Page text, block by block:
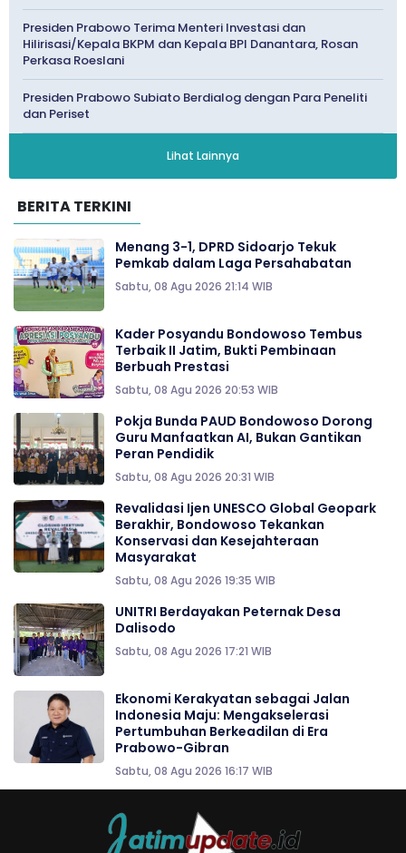
Presiden Prabowo Terima Menteri Investasi dan
Hilirisasi/Kepala BKPM dan Kepala BPI Danantara, Rosan
Perkasa Roeslani
Presiden Prabowo Subiato Berdialog dengan Para Peneliti
dan Periset
Lihat Lainnya
BERITA TERKINI
Menang 3-1, DPRD Sidoarjo Tekuk
Pemkab dalam Laga Persahabatan
Sabtu, 08 Agu 2026 21:14 WIB
Kader Posyandu Bondowoso Tembus
Terbaik II Jatim, Bukti Pembinaan
Berbuah Prestasi
Sabtu, 08 Agu 2026 20:53 WIB
Pokja Bunda PAUD Bondowoso Dorong
Guru Manfaatkan AI, Bukan Gantikan
Peran Pendidik
Sabtu, 08 Agu 2026 20:31 WIB
Revalidasi Ijen UNESCO Global Geopark
Berakhir, Bondowoso Tekankan
Konservasi dan Kesejahteraan
Masyarakat
Sabtu, 08 Agu 2026 19:35 WIB
UNITRI Berdayakan Peternak Desa
Dalisodo
Sabtu, 08 Agu 2026 17:21 WIB
Ekonomi Kerakyatan sebagai Jalan
Indonesia Maju: Mengakselerasi
Pertumbuhan Berkeadilan di Era
Prabowo-Gibran
Sabtu, 08 Agu 2026 16:17 WIB